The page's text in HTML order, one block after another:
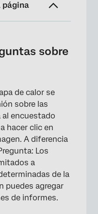
página
de mapa de
sobre
de calor se
sobre las
al encuestado
hacer clic en
A diferencia
Los
a
de la
puedes agregar
de informes.